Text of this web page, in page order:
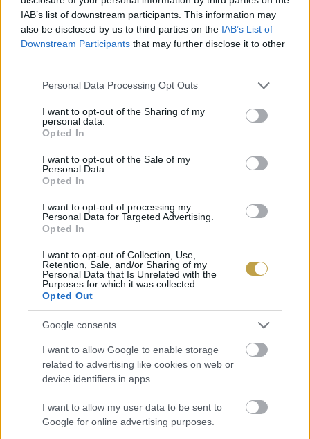
IAB’s list of downstream participants. This information may
also be disclosed by us to third parties on the IAB’s List of
Downstream Participants that may further disclose it to other
Please note that this website/app uses one or more Google
not limited to your visit or usage behaviour. You may click to
grant or deny consent to Google and its third-party tags to
use your data for below specified purposes in below Google
consent section.
Personal Data Processing Opt Outs
I want to opt-out of the Sharing of my
personal data.
Opted In
I want to opt-out of the Sale of my
Personal Data.
Opted In
I want to opt-out of processing my
Personal Data for Targeted Advertising.
Opted In
I want to opt-out of Collection, Use,
Retention, Sale, and/or Sharing of my
Personal Data that Is Unrelated with the
Purposes for which it was collected.
Opted Out
Google consents
I want to allow Google to enable storage
related to advertising like cookies on web or
device identifiers in apps.
I want to allow my user data to be sent to
Google for online advertising purposes.
BOR ÉS HUMUSZ: ÍGY PÁROSÍTSD A BOROKAT
Ha szereted a kulináris kalandokat, akkor imádni fogod a
közel-keleti ételek és a velük harmonizáló borok izgalmas
BŐVEBBEN
“TÖBB REJLIK A SÖRBEN A
SÖR-VIRSLI PÁROSÍTÁSNÁL”
– INTERJÚ VÁSÁRHELYI